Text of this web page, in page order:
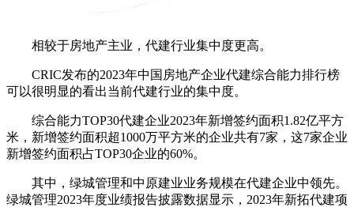
相较于房地产主业，代建行业集中度更高。
CRIC发布的2023年中国房地产企业代建综合能力排行榜
可以很明显的看出当前代建行业的集中度。
综合能力TOP30代建企业2023年新增签约面积1.82亿平方
米，新增签约面积超1000万平方米的企业共有7家， 这7家企业
新增签约面积占TOP30企业的60%。
其中，绿城管理和中原建业业务规模在代建企业中领先。
绿城管理2023年度业绩报告披露数据显示，2023年新拓代建项